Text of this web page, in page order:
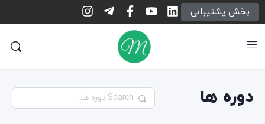
بخش پشتیبانی
دوره ها جست‌وجو